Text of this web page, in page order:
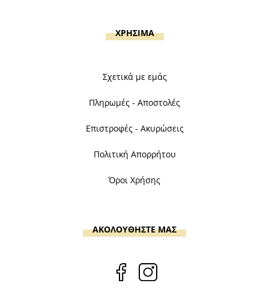
ΧΡΗΣΙΜΑ
Σχετικά με εμάς
Πληρωμές - Αποστολές
Επιστροφές - Ακυρώσεις
Πολιτική Απορρήτου
Όροι Χρήσης
ΑΚΟΛΟΥΘΗΣΤΕ ΜΑΣ